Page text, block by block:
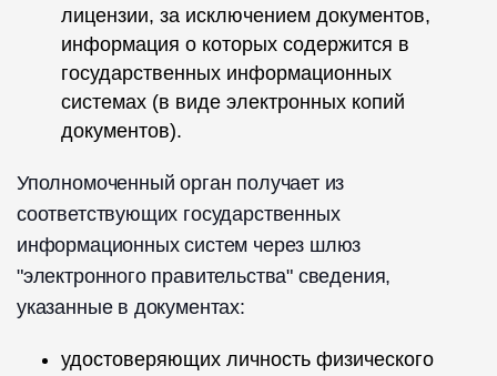
лицензии, за исключением документов,
информация о которых содержится в
государственных информационных
системах (в виде электронных копий
документов).
Уполномоченный орган получает из
соответствующих государственных
информационных систем через шлюз
"электронного правительства" сведения,
указанные в документах:
удостоверяющих личность физического